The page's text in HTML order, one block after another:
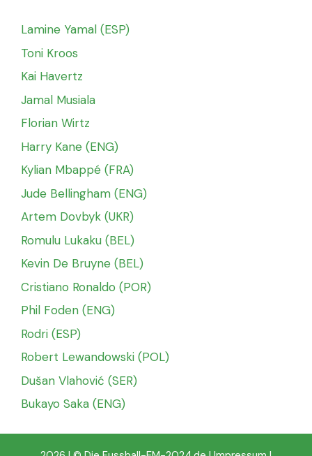
Lamine Yamal (ESP)
Toni Kroos
Kai Havertz
Jamal Musiala
Florian Wirtz
Harry Kane (ENG)
Kylian Mbappé (FRA)
Jude Bellingham (ENG)
Artem Dovbyk (UKR)
Romulu Lukaku (BEL)
Kevin De Bruyne (BEL)
Cristiano Ronaldo (POR)
Phil Foden (ENG)
Rodri (ESP)
Robert Lewandowski (POL)
Dušan Vlahović (SER)
Bukayo Saka (ENG)